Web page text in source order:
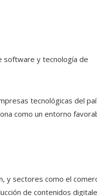
software y tecnología de
tecnológicas del
como un entorno
y sectores como el
de contenidos